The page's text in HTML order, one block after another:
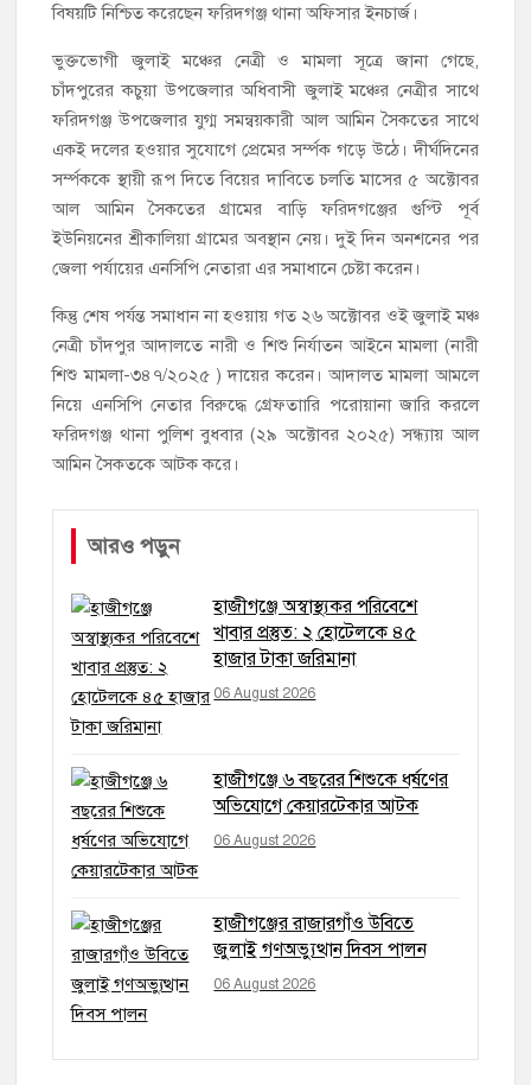
বিষয়টি নিশ্চিত করেছেন ফরিদগঞ্জ থানা অফিসার ইনচার্জ।
ভুক্তভোগী জুলাই মঞ্চের নেত্রী ও মামলা সূত্রে জানা গেছে,
চাঁদপুরের কচুয়া উপজেলার অধিবাসী জুলাই মঞ্চের নেত্রীর সাথে
ফরিদগঞ্জ উপজেলার যুগ্ম সমন্বয়কারী আল আমিন সৈকতের সাথে
একই দলের হওয়ার সুযোগে প্রেমের সর্ম্পক গড়ে উঠে। দীর্ঘদিনের
সর্ম্পককে স্থায়ী রূপ দিতে বিয়ের দাবিতে চলতি মাসের ৫ অক্টোবর
আল আমিন সৈকতের গ্রামের বাড়ি ফরিদগঞ্জের গুপ্টি পূর্ব
ইউনিয়নের শ্রীকালিয়া গ্রামের অবস্থান নেয়। দুই দিন অনশনের পর
জেলা পর্যায়ের এনসিপি নেতারা এর সমাধানে চেষ্টা করেন।
কিন্তু শেষ পর্যন্ত সমাধান না হওয়ায় গত ২৬ অক্টোবর ওই জুলাই মঞ্চ
নেত্রী চাঁদপুর আদালতে নারী ও শিশু নির্যাতন আইনে মামলা (নারী
শিশু মামলা-৩৪৭/২০২৫ ) দায়ের করেন। আদালত মামলা আমলে
নিয়ে এনসিপি নেতার বিরুদ্ধে গ্রেফতাারি পরোয়ানা জারি করলে
ফরিদগঞ্জ থানা পুলিশ বুধবার (২৯ অক্টোবর ২০২৫) সন্ধ্যায় আল
আমিন সৈকতকে আটক করে।
আরও পড়ুন
হাজীগঞ্জে অস্বাস্থ্যকর পরিবেশে
খাবার প্রস্তুত: ২ হোটেলকে ৪৫
হাজার টাকা জরিমানা
06 August 2026
হাজীগঞ্জে ৬ বছরের শিশুকে ধর্ষণের
অভিযোগে কেয়ারটেকার আটক
06 August 2026
হাজীগঞ্জের রাজারগাঁও উবিতে
জুলাই গণঅভ্যুত্থান দিবস পালন
06 August 2026